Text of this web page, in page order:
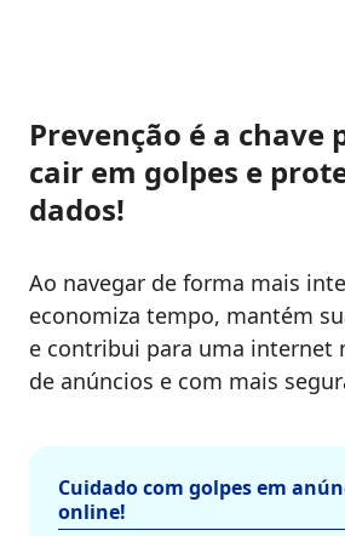
Prevenção é a chave
cair em golpes e
dados!
Ao navegar de forma mais
economiza tempo, mantém
e contribui para uma internet
de anúncios e com mais
Cuidado com golpes em
online!